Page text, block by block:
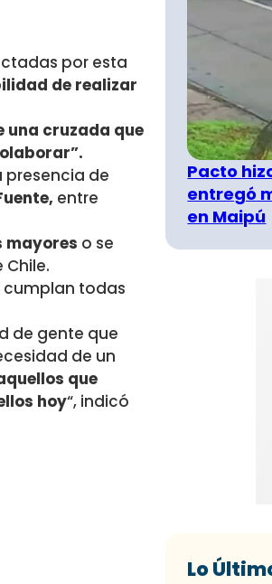
por esta
de realizar
una cruzada que
presencia de
entre
mayores o se
cumplan todas
de gente que
de un
que
hoy“, indicó
Pacto
entregó
en Maipú
Lo